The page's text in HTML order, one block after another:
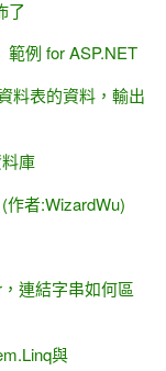
JavaScript....
麼辦？
Training Kit
程式碼）請改為
-- Your First
Wasson)
牛丸」之可行性